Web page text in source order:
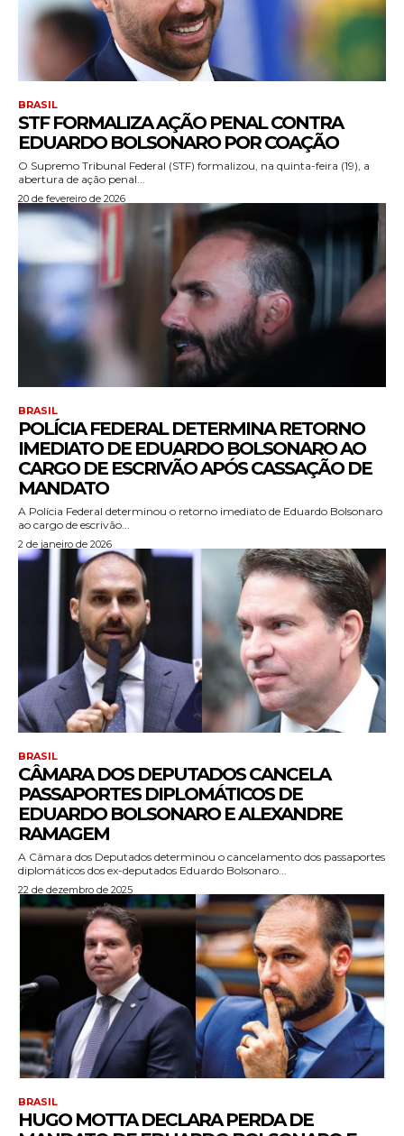
BRASIL
STF FORMALIZA AÇÃO PENAL CONTRA
EDUARDO BOLSONARO POR COAÇÃO
O Supremo Tribunal Federal (STF) formalizou, na quinta-feira (19), a
abertura de ação penal...
20 de fevereiro de 2026
BRASIL
POLÍCIA FEDERAL DETERMINA RETORNO
IMEDIATO DE EDUARDO BOLSONARO AO
CARGO DE ESCRIVÃO APÓS CASSAÇÃO DE
MANDATO
A Polícia Federal determinou o retorno imediato de Eduardo Bolsonaro
ao cargo de escrivão...
2 de janeiro de 2026
BRASIL
CÂMARA DOS DEPUTADOS CANCELA
PASSAPORTES DIPLOMÁTICOS DE
EDUARDO BOLSONARO E ALEXANDRE
RAMAGEM
A Câmara dos Deputados determinou o cancelamento dos passaportes
diplomáticos dos ex-deputados Eduardo Bolsonaro...
22 de dezembro de 2025
BRASIL
HUGO MOTTA DECLARA PERDA DE